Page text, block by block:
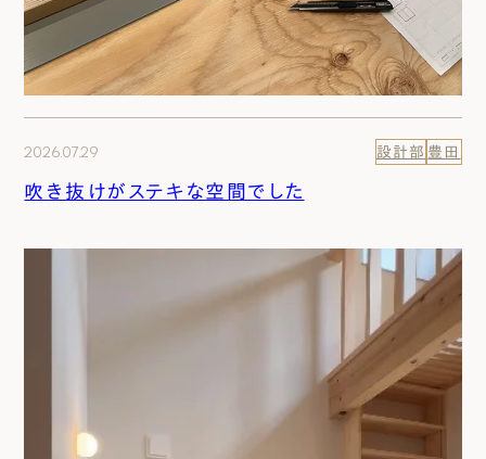
2026.07.29 設計部 豊田
吹き抜けがステキな空間でした